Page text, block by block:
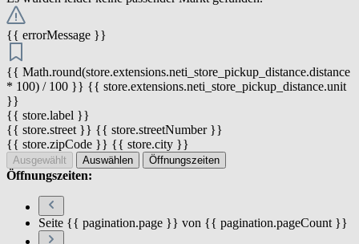
{{ errorMessage }}
{{ Math.round(store.extensions.neti_store_pickup_distance.distance
* 100) / 100 }} {{ store.extensions.neti_store_pickup_distance.unit
}}
{{ store.label }}
{{ store.street }} {{ store.streetNumber }}
{{ store.zipCode }} {{ store.city }}
Ausgewählt Auswählen Öffnungszeiten
Öffnungszeiten:
Seite {{ pagination.page }} von {{ pagination.pageCount }}